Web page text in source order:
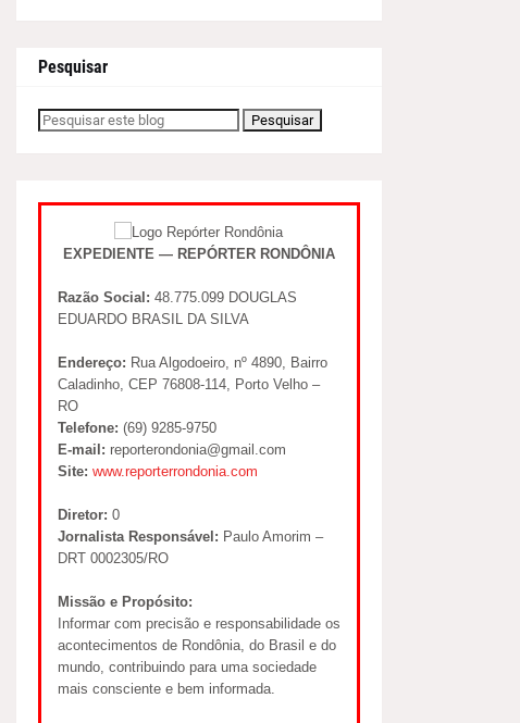
Pesquisar
EXPEDIENTE — REPÓRTER RONDÔNIA
Razão Social: 48.775.099 DOUGLAS
EDUARDO BRASIL DA SILVA
Endereço: Rua Algodoeiro, nº 4890, Bairro
Caladinho, CEP 76808-114, Porto Velho –
RO
Telefone: (69) 9285-9750
E-mail: reporterondonia@gmail.com
Site: www.reporterrondonia.com
Diretor: 0
Jornalista Responsável: Paulo Amorim –
DRT 0002305/RO
Missão e Propósito:
Informar com precisão e responsabilidade os
acontecimentos de Rondônia, do Brasil e do
mundo, contribuindo para uma sociedade
mais consciente e bem informada.